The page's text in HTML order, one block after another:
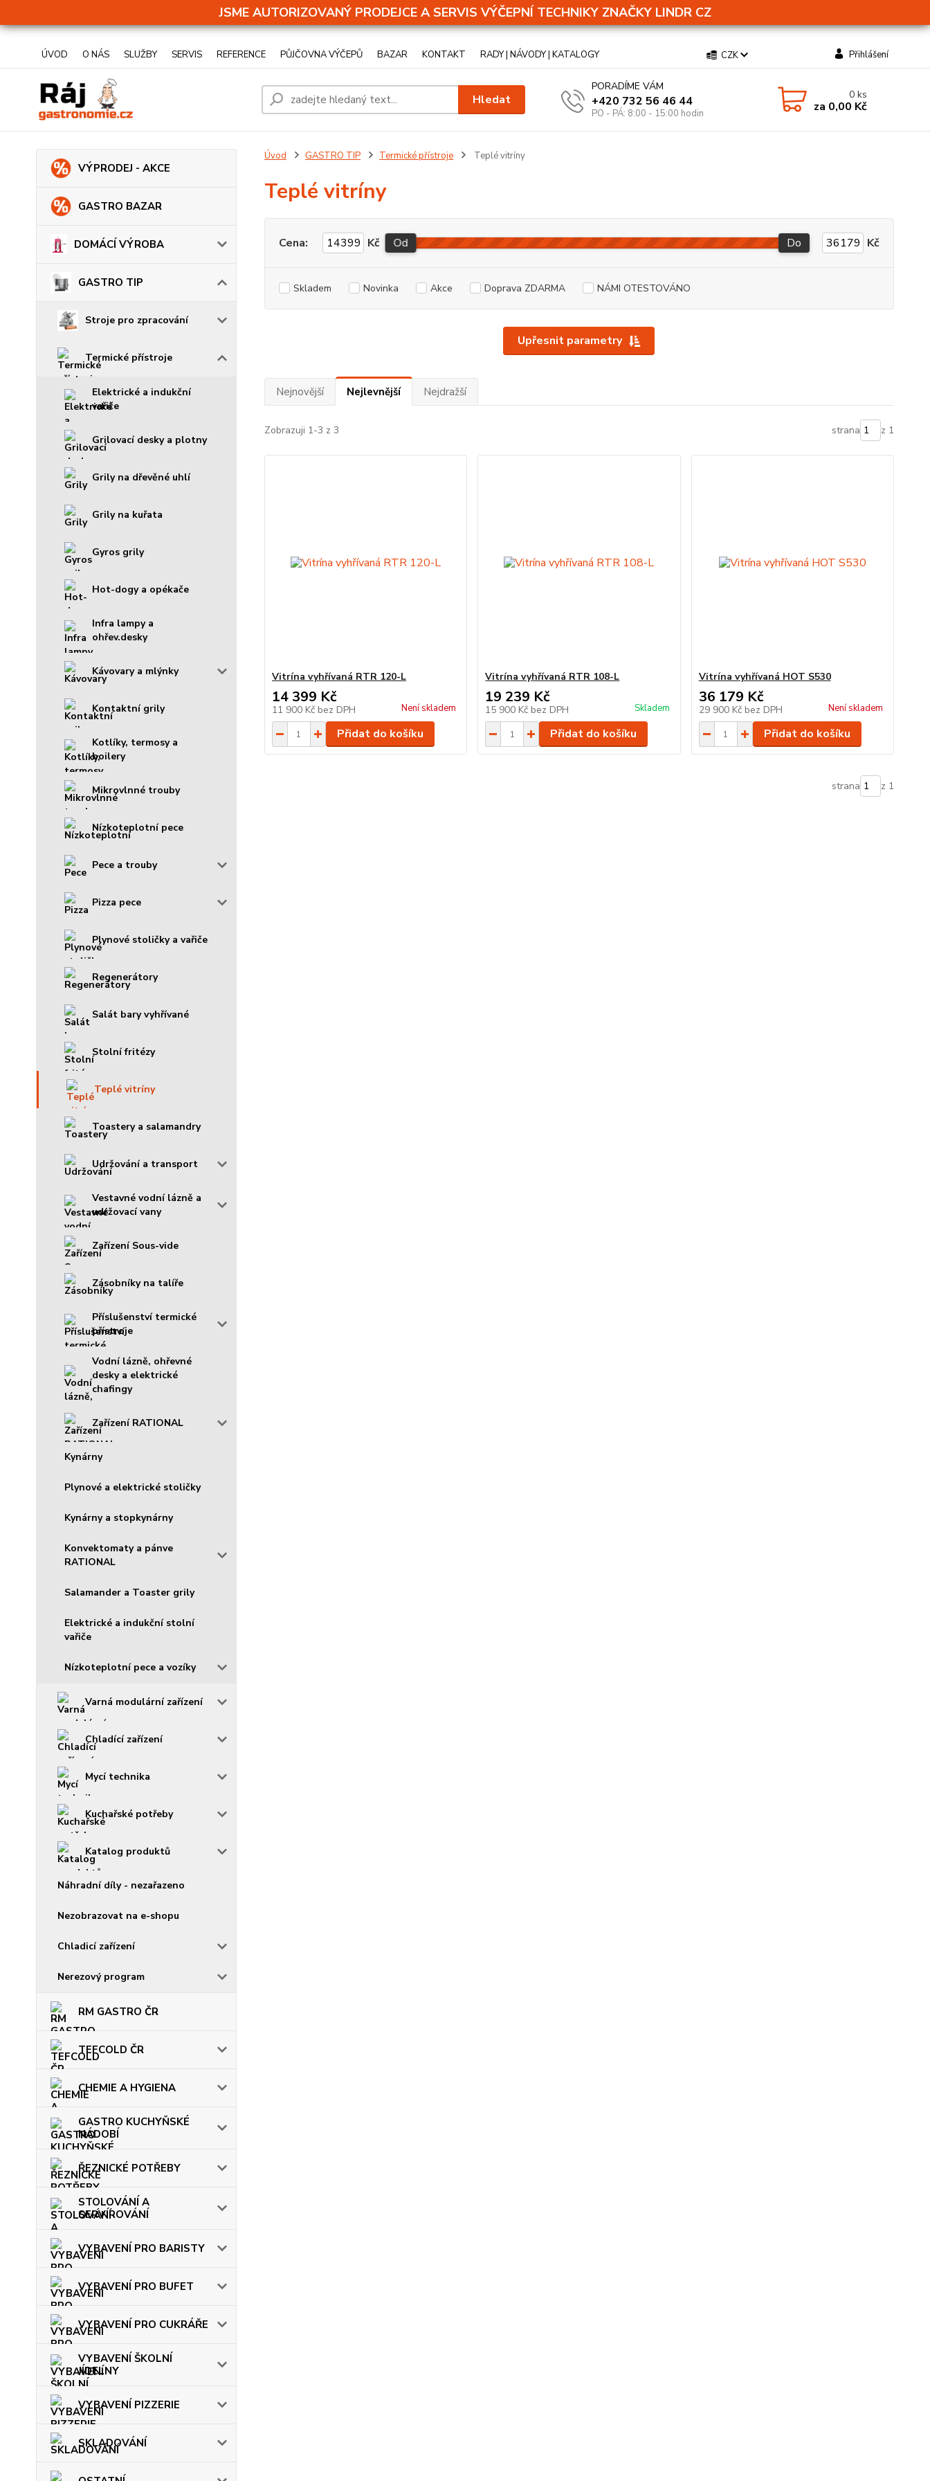
JSME AUTORIZOVANÝ PRODEJCE A SERVIS VÝČEPNÍ TECHNIKY ZNAČKY LINDR CZ
ÚVOD O NÁS SLUŽBY SERVIS REFERENCE PŮJČOVNA VÝČEPŮ BAZAR KONTAKT RADY | NÁVODY | KATALOGY CZK Přihlášení
Hledat
PORADÍME VÁM
+420 732 56 46 44
PO - PÁ: 8:00 - 15:00 hodin
0ks
za 0,00 Kč
VÝPRODEJ - AKCE
GASTRO BAZAR
DOMÁCÍ VÝROBA
GASTRO TIP
Stroje pro zpracování
Termické přístroje
Elektrické a indukční
vařiče
Grilovací desky a plotny
Grily na dřevěné uhlí
Grily na kuřata
Gyros grily
Hot-dogy a opékače
Infra lampy a
ohřev.desky
Kávovary a mlýnky
Kontaktní grily
Kotlíky, termosy a
boilery
Mikrovlnné trouby
Nízkoteplotní pece
Pece a trouby
Pizza pece
Plynové stoličky a vařiče
Regenerátory
Salát bary vyhřívané
Stolní fritézy
Teplé vitríny
Toastery a salamandry
Udržování a transport
Vestavné vodní lázně a
udržovací vany
Zařízení Sous-vide
Zásobníky na talíře
Příslušenství termické
přístroje
Vodní lázně, ohřevné
desky a elektrické
chafingy
Zařízení RATIONAL
Kynárny
Plynové a elektrické stoličky
Kynárny a stopkynárny
Konvektomaty a pánve
RATIONAL
Salamander a Toaster grily
Elektrické a indukční stolní
vařiče
Nízkoteplotní pece a vozíky
Varná modulární zařízení
Chladící zařízení
Mycí technika
Kuchařské potřeby
Katalog produktů
Náhradní díly - nezařazeno
Nezobrazovat na e-shopu
Chladicí zařízení
Nerezový program
RM GASTRO ČR
TEFCOLD ČR
CHEMIE A HYGIENA
GASTRO KUCHYŇSKÉ
NÁDOBÍ
ŘEZNICKÉ POTŘEBY
STOLOVÁNÍ A
SERVÍROVÁNÍ
VYBAVENÍ PRO BARISTY
VYBAVENÍ PRO BUFET
VYBAVENÍ PRO CUKRÁŘE
VYBAVENÍ ŠKOLNÍ
JÍDELNY
VYBAVENÍ PIZZERIE
SKLADOVÁNÍ
Úvod GASTRO TIP Termické přístroje Teplé vitríny
Teplé vitríny
Upřesnit parametry
Cena: Kč Od Do Kč
Skladem Novinka Akce Doprava ZDARMA NÁMI OTESTOVÁNO
Nejnovější Nejlevnější Nejdražší
Zobrazuji 1-3 z 3 strana z 1
Vitrína vyhřívaná RTR 120-L
14 399 Kč
11 900 Kč bez DPH Není skladem
Přidat do košíku
Vitrína vyhřívaná RTR 108-L
19 239 Kč
15 900 Kč bez DPH Skladem
Přidat do košíku
Vitrína vyhřívaná HOT S530
36 179 Kč
29 900 Kč bez DPH Není skladem
Přidat do košíku
strana z 1